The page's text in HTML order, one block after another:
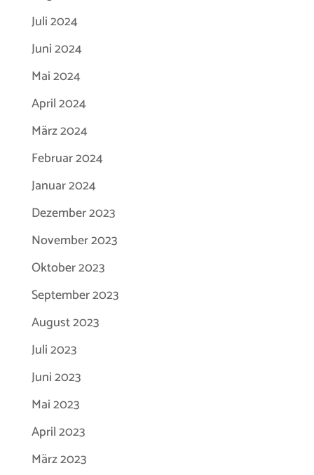
Juli 2024
Juni 2024
Mai 2024
April 2024
März 2024
Februar 2024
Januar 2024
Dezember 2023
November 2023
Oktober 2023
September 2023
August 2023
Juli 2023
Juni 2023
Mai 2023
April 2023
März 2023